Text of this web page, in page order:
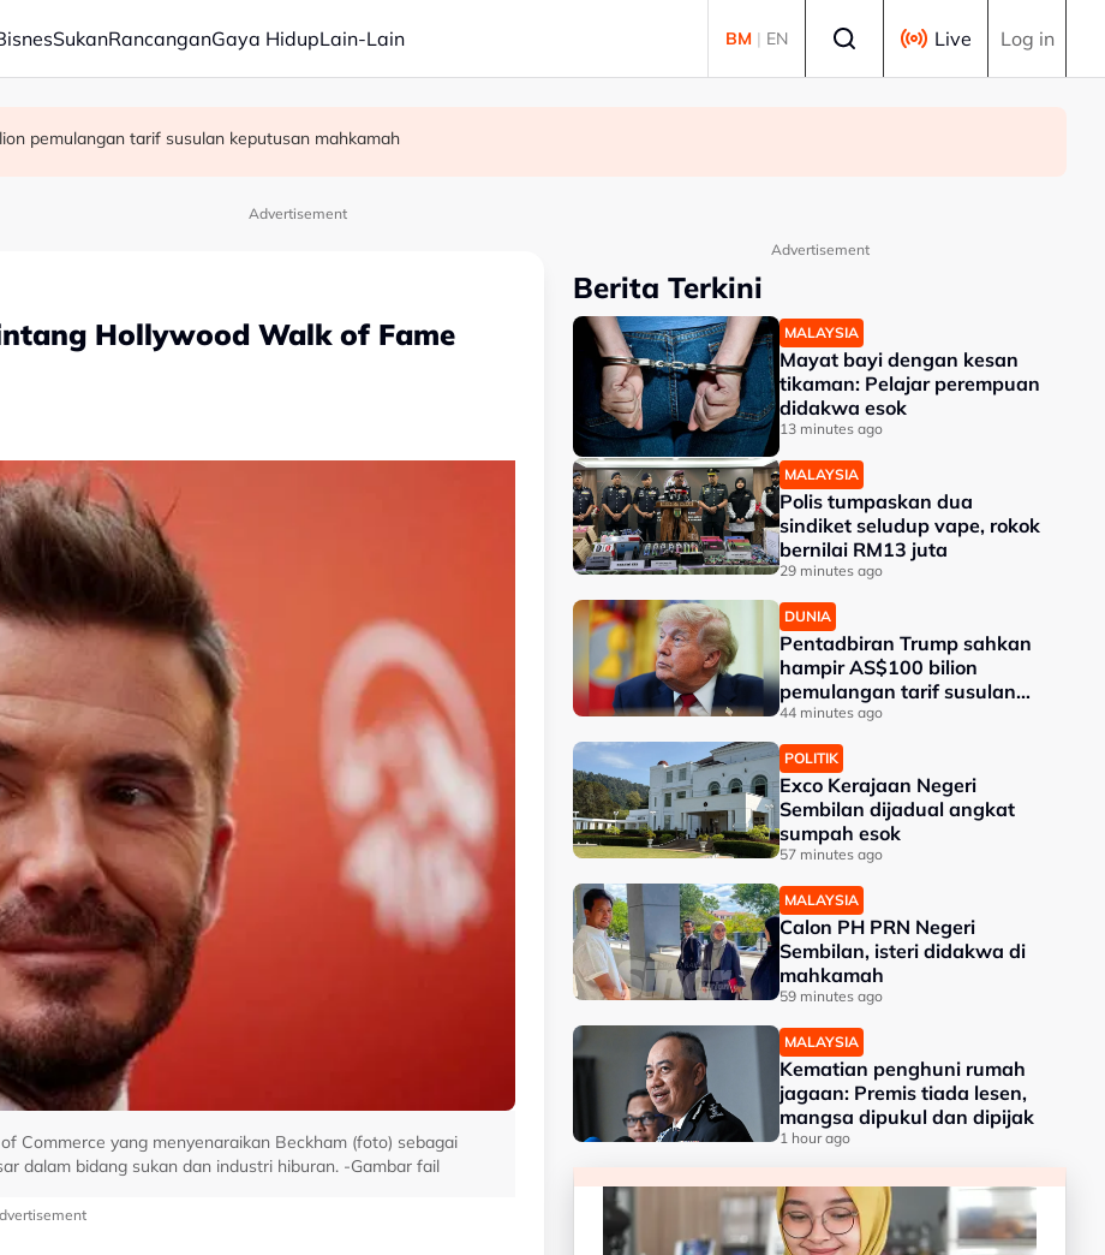
SukanRancanganGaya HidupLain-Lain BM | EN Live Log in
perempuan didakwa esok
rokok bernilai RM13 juta
pemulangan tarif susulan keputusan mahkamah
Advertisement
Hollywood Walk of Fame
Commerce yang menyenaraikan Beckham (foto) sebagai
dalam bidang sukan dan industri hiburan. -Gambar fail
Advertisement
Berita Terkini
MALAYSIA
Mayat bayi dengan kesan
tikaman: Pelajar perempuan
didakwa esok
13 minutes ago
MALAYSIA
Polis tumpaskan dua
sindiket seludup vape, rokok
bernilai RM13 juta
29 minutes ago
DUNIA
Pentadbiran Trump sahkan
hampir AS$100 bilion
pemulangan tarif susulan
keputusan mahkamah
44 minutes ago
POLITIK
Exco Kerajaan Negeri
Sembilan dijadual angkat
sumpah esok
57 minutes ago
MALAYSIA
Calon PH PRN Negeri
Sembilan, isteri didakwa di
mahkamah
59 minutes ago
MALAYSIA
Kematian penghuni rumah
jagaan: Premis tiada lesen,
mangsa dipukul dan dipijak
1 hour ago